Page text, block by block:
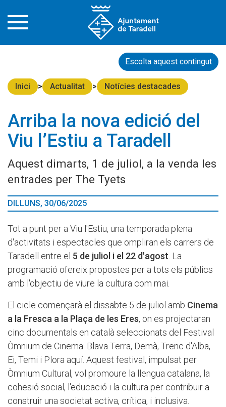
Escolta aquest contingut
Inici Actualitat Notícies destacades
Arriba la nova edició del
Viu l’Estiu a Taradell
Aquest dimarts, 1 de juliol, a la venda les
entrades per The Tyets
DILLUNS, 30/06/2025
Tot a punt per a Viu l'Estiu, una temporada plena
d'activitats i espectacles que ompliran els carrers de
Taradell entre el 5 de juliol i el 22 d'agost . La
programació ofereix propostes per a tots els públics
amb l'objectiu de viure la cultura com mai.
El cicle començarà el dissabte 5 de juliol amb Cinema
a la Fresca a la Plaça de les Eres, on es projectaran
cinc documentals en català seleccionats del Festival
Òmnium de Cinema: Blava Terra, Demà, Trenc d'Alba,
Ei, Temi i Plora aquí. Aquest festival, impulsat per
Òmnium Cultural, vol promoure la llengua catalana, la
cohesió social, l'educació i la cultura per contribuir a
construir una societat activa, crítica, i inclusiva.